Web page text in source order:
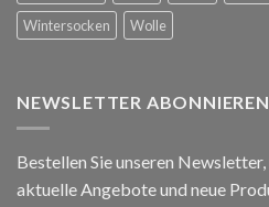
Wintersocken
Wolle
NEWSLETTER ABONNIEREN
Bestellen Sie unseren
aktuelle Angebote und neue